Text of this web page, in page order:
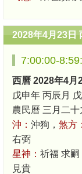
2028年4月23日
7:00:00-
西曆 2028年4月
戊申年 丙辰月
農民曆 三月二
沖： 沖狗， 煞方：
右弼
星神： 祈福 求嗣
見貴